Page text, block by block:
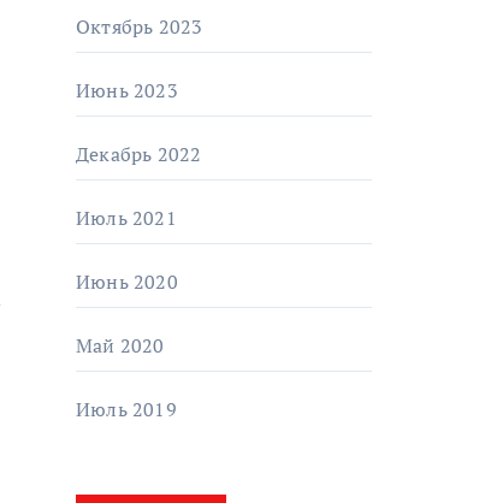
Октябрь 2023
Июнь 2023
Декабрь 2022
Июль 2021
Июнь 2020
Май 2020
Июль 2019